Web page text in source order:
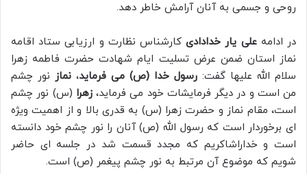
روحی و جسمی به آنان آرامش خاطر دهد.
در ادامهعلی یار خدادادیکارشناس نظارت و ارزیابی ستاد اقامه
نماز استان ضمن عرض تسلیت ایام شهادت حضرت فاطمه زهرا
سلام الله علیها گفت: رسول خدا (ص) می فرماید، نماز نور چشم
من است و در دیگر فرمایشات خود می فرماید،زهرا (س) نور چشم
است، مقام نماز و حضرت زهرا (س) به قدری بالا و از اهمیت ویژه
ای برخوردار است که رسول الله (ص) آنان را نور چشم خود دانسته
است و خداراشاکریم که مجدد قسمت شد در جلسه ای حاضر
شویم که موضوع آن مرتبط به نور چشم پیغمر (ص) است.